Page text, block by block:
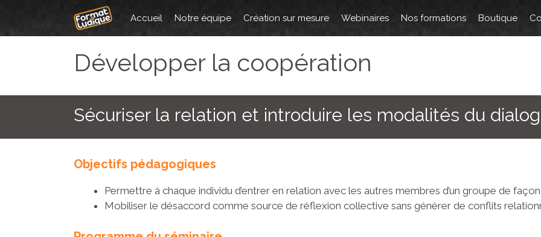
contenu
Accueil Notre équipe Création sur mesure Webinaires Nos formations Boutique
Développer la coopération
Sécuriser la relation et introduire les modalités du
Objectifs pédagogiques
Permettre à chaque individu d’entrer en relation avec les autres membres d’un groupe de
Mobiliser le désaccord comme source de réflexion collective sans générer de conflits